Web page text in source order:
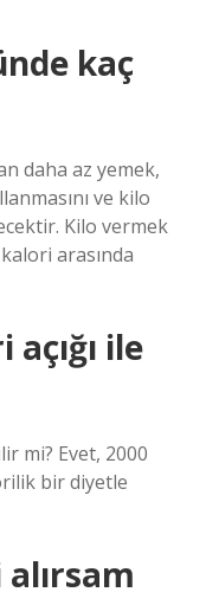
kaç
daha az yemek,
ve kilo
Kilo vermek
arasında
ile
mi? Evet, 2000
bir diyetle